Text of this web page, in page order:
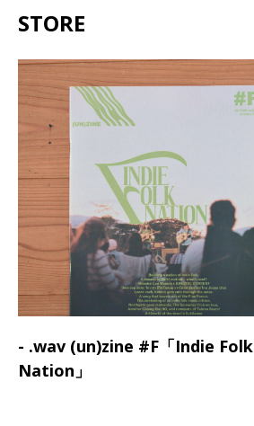
STORE
- .wav (un)zine #F「Indie Folk
Nation」